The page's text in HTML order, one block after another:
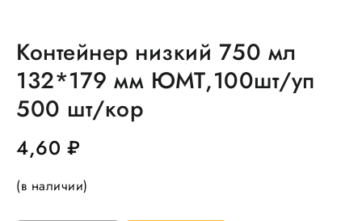
Контейнер низкий 750 мл
132*179 мм ЮМТ,100шт/уп
500 шт/кор
4,60 ₽
(в наличии)